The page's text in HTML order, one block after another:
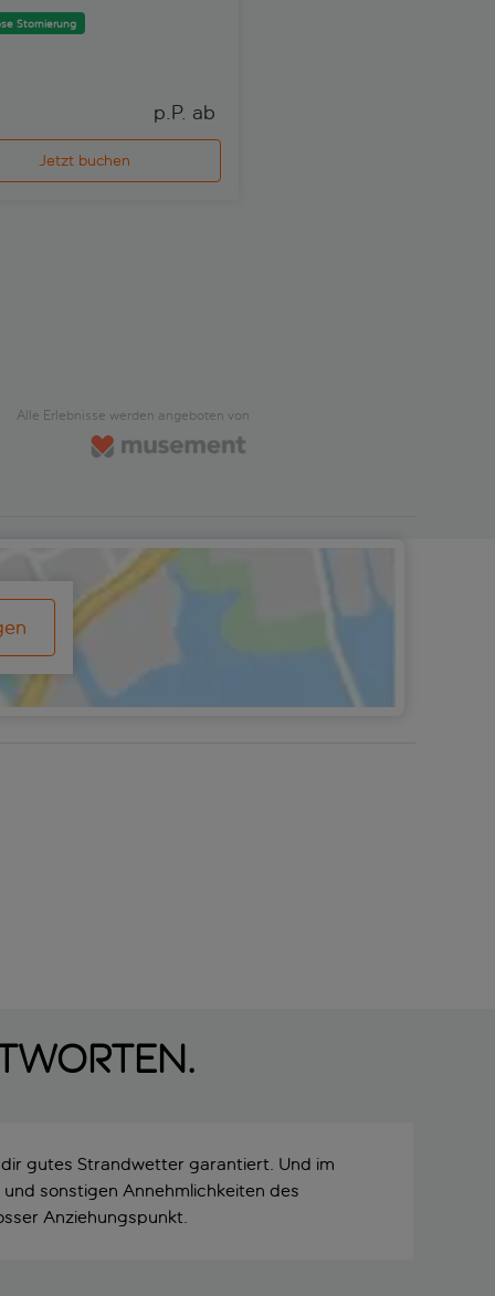
Stornierung
p.P. ab
Jetzt buchen
Alle Erlebnisse werden angeboten von
gutes Strandwetter garantiert. Und im
sonstigen Annehmlichkeiten des
Anziehungspunkt.